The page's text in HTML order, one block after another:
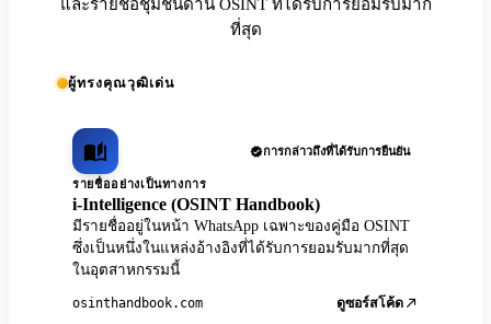
และรายชื่อชุมชนด้าน OSINT ที่ได้รับการยอมรับมาก
ที่สุด
ผู้ทรงคุณวุฒิเด่น
การกล่าวถึงที่ได้รับการยืนยัน
รายชื่ออย่างเป็นทางการ
i-Intelligence (OSINT Handbook)
มีรายชื่ออยู่ในหน้า WhatsApp เฉพาะของคู่มือ OSINT
ซึ่งเป็นหนึ่งในแหล่งอ้างอิงที่ได้รับการยอมรับมากที่สุด
ในอุตสาหกรรมนี้
osinthandbook.com ดูซอร์สโค้ด